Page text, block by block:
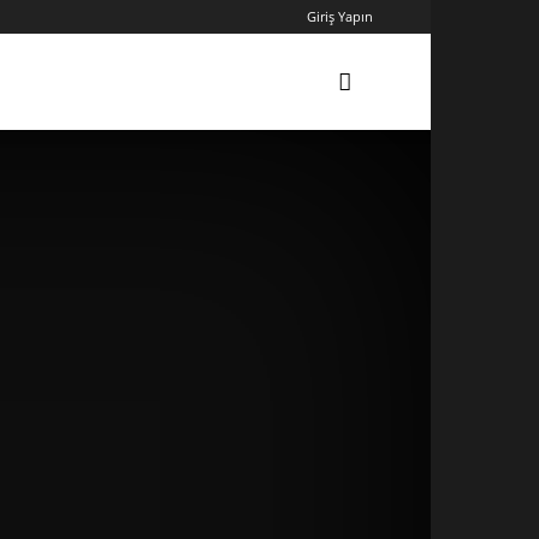
Giriş Yapın